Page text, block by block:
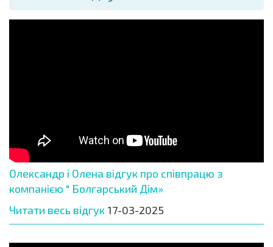
Олександр і Олена відгук про співпрацю з
компанією " Болгарський Дім»
Читати весь відгук 17-03-2025